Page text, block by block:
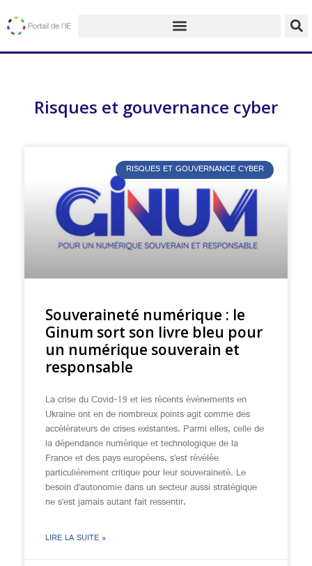
Risques et gouvernance cyber
RISQUES ET GOUVERNANCE CYBER
Souveraineté numérique : le
Ginum sort son livre bleu pour
un numérique souverain et
responsable
La crise du Covid-19 et les récents évènements en
Ukraine ont en de nombreux points agit comme des
accélérateurs de crises existantes. Parmi elles, celle de
la dépendance numérique et technologique de la
France et des pays européens, s’est révélée
particulièrement critique pour leur souveraineté. Le
besoin d’autonomie dans un secteur aussi stratégique
ne s’est jamais autant fait ressentir.
LIRE LA SUITE »